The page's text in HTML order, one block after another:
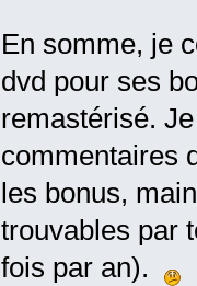
En somme, je
dvd pour ses
remastérisé.
commentaires
les bonus,
trouvables par
fois par an).